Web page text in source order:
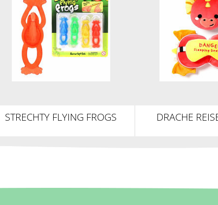
STRECHTY FLYING FROGS
DRACHE